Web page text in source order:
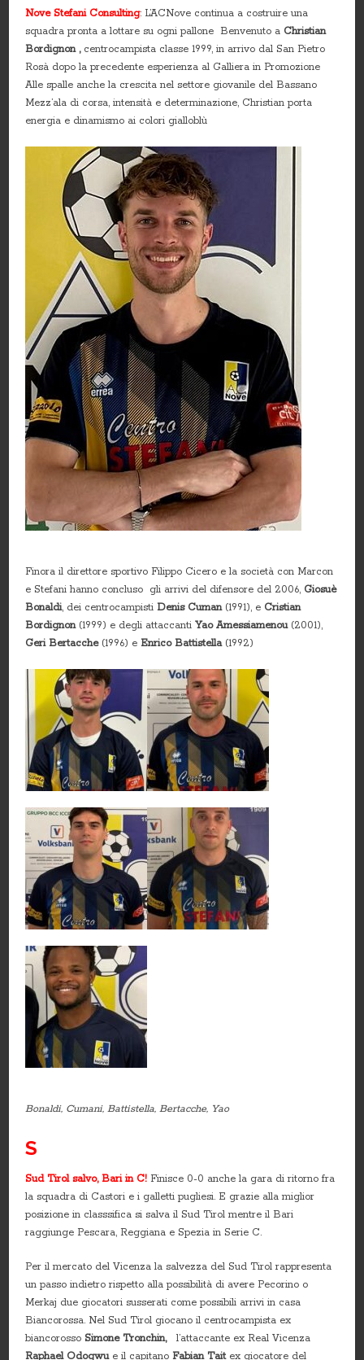
Nove Stefani Consulting: L’ACNove continua a costruire una
squadra pronta a lottare su ogni pallone Benvenuto a Christian
Bordignon ,centrocampista classe 1999, in arrivo dal San Pietro
Rosà dopo la precedente esperienza al Galliera in Promozione
Alle spalle anche la crescita nel settore giovanile del Bassano
Mezz’ala di corsa, intensità e determinazione, Christian porta
energia e dinamismo ai colori gialloblù
Finora il direttore sportivo Filippo Cicero e la società con Marcon
e Stefani hanno concluso gli arrivi del difensore del 2006, Giosuè
Bonaldi, dei centrocampisti Denis Cuman(1991), e Cristian
Bordignon(1999) e degli attaccantiYao Amessiamenou(2001),
Geri Bertacche(1996) eEnrico Battistella(1992)
Bonaldi, Cumani, Battistella, Bertacche, Yao
S
Sud Tirol salvo, Bari in C! Finisce 0-0 anche la gara di ritorno fra
la squadra di Castori e i galletti pugliesi. E grazie alla miglior
posizione in classsifica si salva il Sud Tirol mentre il Bari
raggiunge Pescara, Reggiana e Spezia in Serie C.
Per il mercato del Vicenza la salvezza del Sud Tirol rappresenta
un passo indietro rispetto alla possibilità di avere Pecorino o
Merkaj due giocatori susserati come possibili arrivi in casa
Biancorossa. Nel Sud Tirol giocano il centrocampista ex
biancorosso Simone Tronchin,l’attaccante ex Real Vicenza
Raphael Odogwue il capitanoFabian Taitex giocatore del